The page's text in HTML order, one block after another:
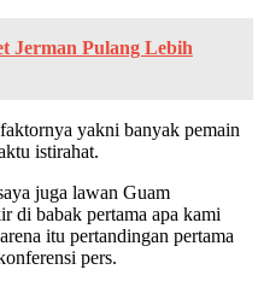
Jerman Pulang Lebih
yakni banyak pemain
istirahat.
juga lawan Guam
di babak pertama apa kami
itu pertandingan pertama
pers.